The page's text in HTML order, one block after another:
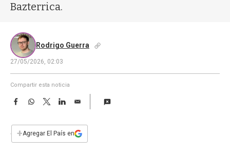
Bazterrica.
Rodrigo Guerra
27/05/2026, 02:03
Compartir esta noticia
F
e
b
W
s
T
w
t
L
E
i
l
+Agregar El País en